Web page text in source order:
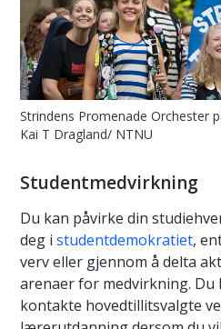
Strindens Promenade Orchester
Kai T Dragland/ NTNU
Studentmedvirkning
Du kan påvirke din
deg i studentdemokratiet,
verv eller gjennom å delta
arenaer for medvirkning. Du
kontakte hovedtillitsvalgte